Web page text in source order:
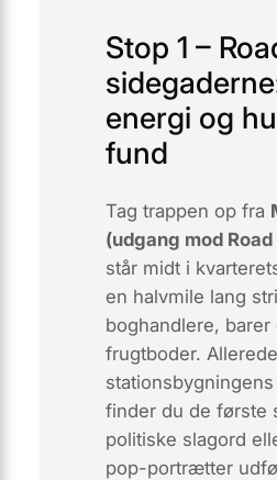
Stop 1 –
energi og
fund
Tag trappen op fra
(udgang mod Road
står midt i
en halvmile lang
boghandlere, barer
frugtboder.
finder du de første
politiske slagord
pop-portrætter